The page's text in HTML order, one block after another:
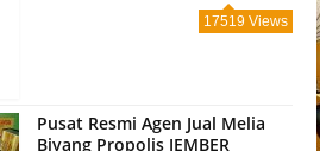
17519 Views
Pusat Resmi Agen Jual Melia
Biyang Propolis JEMBER